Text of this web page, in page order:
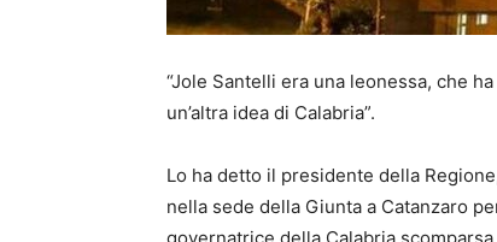
“Jole Santelli era una leonessa, che
un’altra idea di Calabria”.
Lo ha detto il presidente della
nella sede della Giunta a Catanzaro